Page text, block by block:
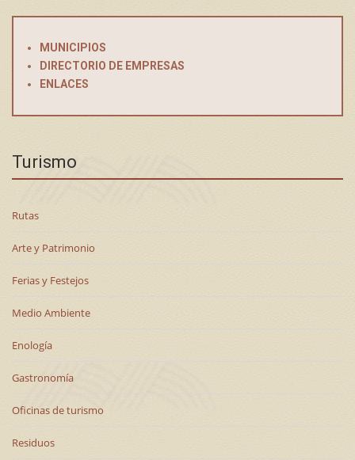
MUNICIPIOS
DIRECTORIO DE EMPRESAS
ENLACES
Turismo
Rutas
Arte y Patrimonio
Ferias y Festejos
Medio Ambiente
Enología
Gastronomía
Oficinas de turismo
Residuos